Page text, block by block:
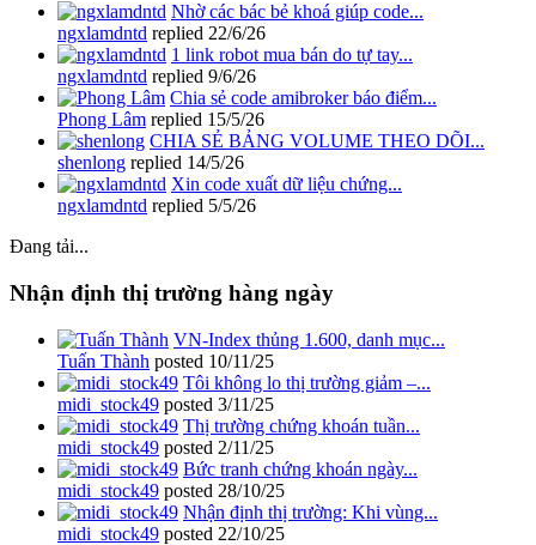
Nhờ các bác bẻ khoá giúp code...
ngxlamdntd replied 22/6/26
1 link robot mua bán do tự tay...
ngxlamdntd replied 9/6/26
Chia sẻ code amibroker báo điểm...
Phong Lâm replied 15/5/26
CHIA SẺ BẢNG VOLUME THEO DÕI...
shenlong replied 14/5/26
Xin code xuất dữ liệu chứng...
ngxlamdntd replied 5/5/26
Đang tải...
Nhận định thị trường hàng ngày
VN-Index thủng 1.600, danh mục...
Tuấn Thành posted 10/11/25
Tôi không lo thị trường giảm –...
midi_stock49 posted 3/11/25
Thị trường chứng khoán tuần...
midi_stock49 posted 2/11/25
Bức tranh chứng khoán ngày...
midi_stock49 posted 28/10/25
Nhận định thị trường: Khi vùng...
midi_stock49 posted 22/10/25